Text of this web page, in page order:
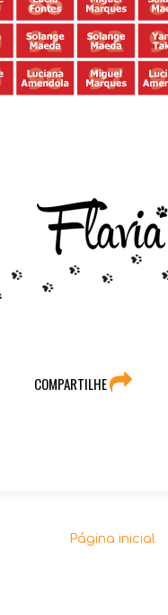
COMPARTILHE
Página inicial